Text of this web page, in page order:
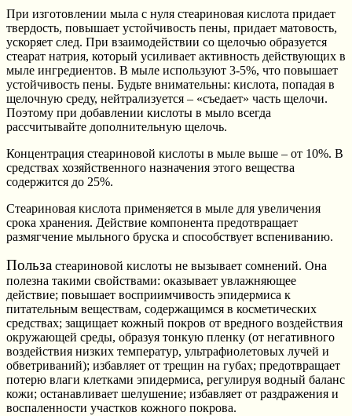
При изготовлении мыла с нуля стеариновая кислота придает
твердость, повышает устойчивость пены, придает матовость,
ускоряет след. При взаимодействии со щелочью образуется
стеарат натрия, который усиливает активность действующих в
мыле ингредиентов. В мыле используют 3-5%, что повышает
устойчивость пены. Будьте внимательны: кислота, попадая в
щелочную среду, нейтрализуется – «съедает» часть щелочи.
Поэтому при добавлении кислоты в мыло всегда
рассчитывайте дополнительную щелочь.
Концентрация стеариновой кислоты в мыле выше – от 10%. В
средствах хозяйственного назначения этого вещества
содержится до 25%.
Стеариновая кислота применяется в мыле для увеличения
срока хранения. Действие компонента предотвращает
размягчение мыльного бруска и способствует вспениванию.
Польза стеариновой кислоты не вызывает сомнений. Она
полезна такими свойствами: оказывает увлажняющее
действие; повышает восприимчивость эпидермиса к
питательным веществам, содержащимся в косметических
средствах; защищает кожный покров от вредного воздействия
окружающей среды, образуя тонкую пленку (от негативного
воздействия низких температур, ультрафиолетовых лучей и
обветриваний); избавляет от трещин на губах; предотвращает
потерю влаги клетками эпидермиса, регулируя водный баланс
кожи; останавливает шелушение; избавляет от раздражения и
воспаленности участков кожного покрова.